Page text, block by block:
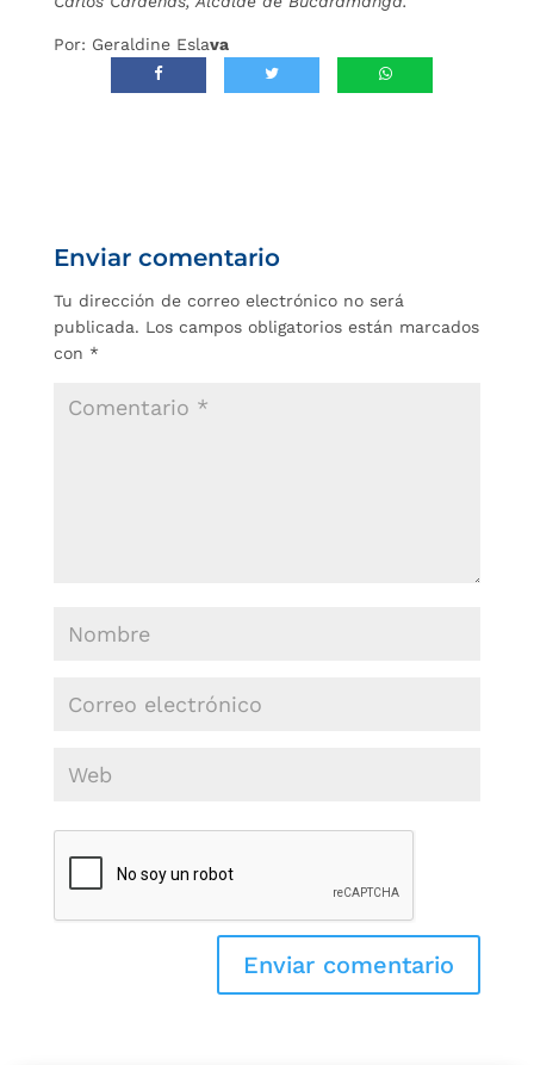
Por: Geraldine Eslava
Enviar comentario
Tu dirección de correo electrónico no será
publicada. Los campos obligatorios están marcados
con *